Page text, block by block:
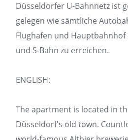
Düsseldorfer U-Bahnnetz ist
gelegen wie sämtliche
Flughafen und
und S-Bahn zu erreichen.
ENGLISH:
The apartment is located in
Düsseldorf's old town.